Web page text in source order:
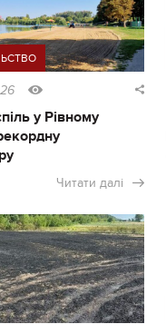
у Рівному
Читати далі